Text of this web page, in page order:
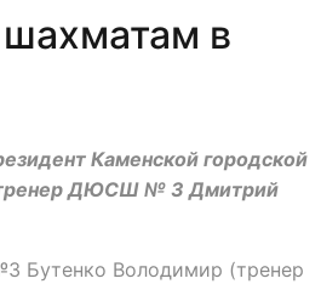
в
Каменской городской
ДЮСШ № 3 Дмитрий
Бутенко Володимир (тренер